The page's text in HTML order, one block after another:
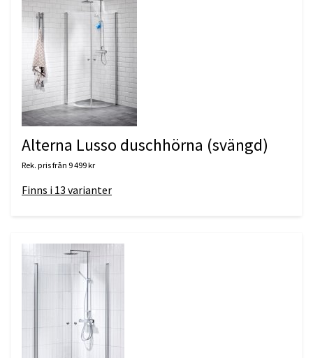
Alterna Lusso duschhörna (svängd)
Rek. pris från 9 499 kr
Finns i 13 varianter